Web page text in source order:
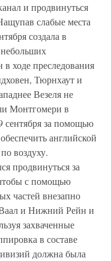
и продвинуться
слабые места
создала в
небольших
ходе преследования
Тюрнхаут и
Везеля не
Монтгомери в
сентября за помощью
английской
воздуху.
продвинуться за
с помощью
частей внезапно
Ваал и Нижний Рейн и
захваченные
в составе
должна была